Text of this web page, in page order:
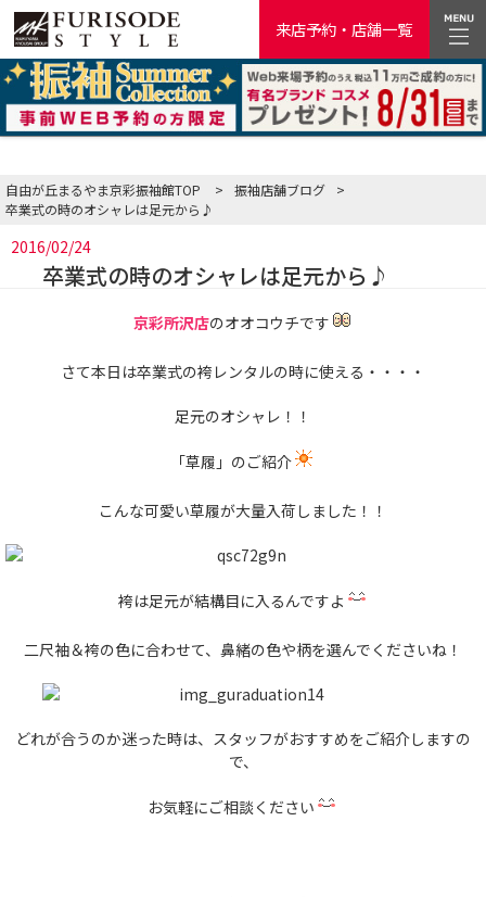
来店予約・店舗一覧
自由が丘まるやま京彩振袖館TOP > 振袖店舗ブログ
>
卒業式の時のオシャレは足元から♪
2016/02/24
卒業式の時のオシャレは足元から♪
京彩所沢店のオオコウチです
さて本日は卒業式の袴レンタルの時に使える・・・・
足元のオシャレ！！
「草履」のご紹介
こんな可愛い草履が大量入荷しました！！
袴は足元が結構目に入るんですよ
二尺袖＆袴の色に合わせて、鼻緒の色や柄を選んでくださいね！
どれが合うのか迷った時は、スタッフがおすすめをご紹介しますの
で、
お気軽にご相談ください